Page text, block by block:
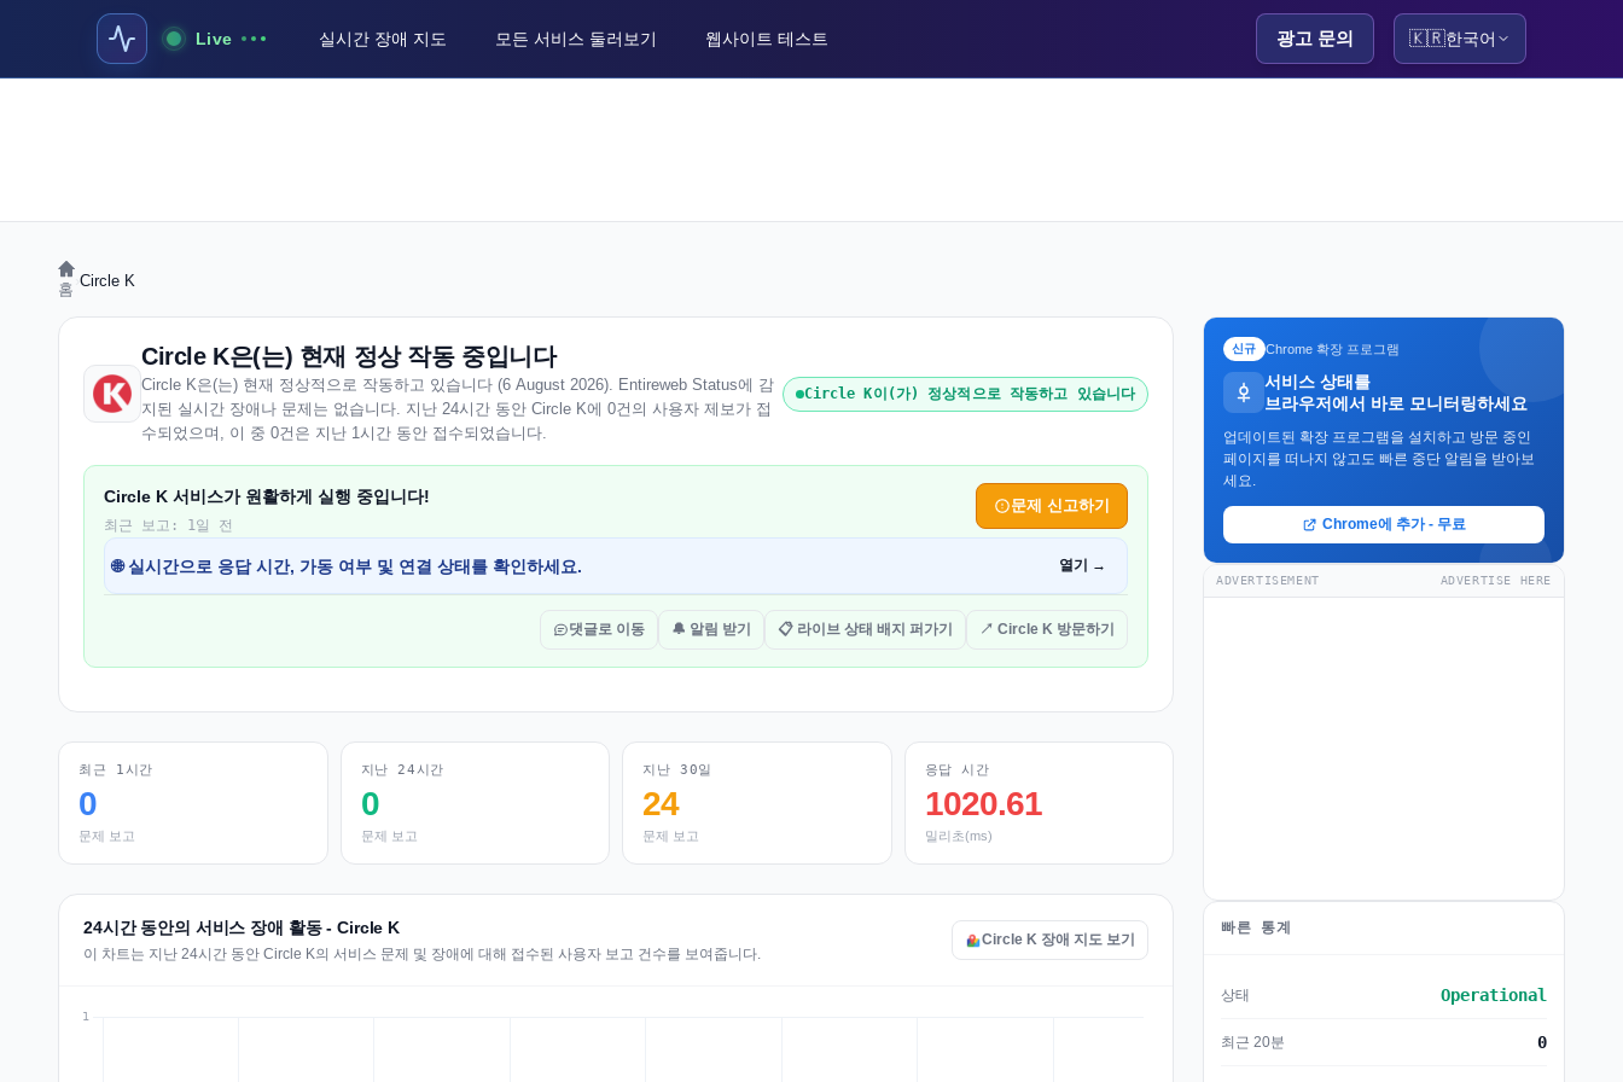
Live 실시간 장애 지도 모든 서비스 둘러보기 웹사이트 테스트 광고 문의 🇰🇷한국어
홈 Circle K
Circle K은(는) 현재 정상 작동 중입니다
Circle K은(는) 현재 정상적으로 작동하고 있습니다 (6 August 2026). Entireweb Status에 감
지된 실시간 장애나 문제는 없습니다. 지난 24시간 동안 Circle K에 0건의 사용자 제보가 접
수되었으며, 이 중 0건은 지난 1시간 동안 접수되었습니다.
Circle K이(가) 정상적으로 작동하고 있습니다
Circle K 서비스가 원활하게 실행 중입니다!
최근 보고: 1일 전
문제 신고하기
🌐 실시간으로 응답 시간, 가동 여부 및 연결 상태를 확인하세요. 열기 →
댓글로 이동 🔔 알림 받기 📋 라이브 상태 배지 퍼가기 ↗ Circle K 방문하기
최근 1시간
0
문제 보고
지난 24시간
0
문제 보고
지난 30일
24
문제 보고
응답 시간
1020.61
밀리초(ms)
24시간 동안의 서비스 장애 활동 - Circle K
이 차트는 지난 24시간 동안 Circle K의 서비스 문제 및 장애에 대해 접수된 사용자 보고 건수를 보여줍니다.
Circle K 장애 지도 보기
신규 Chrome 확장 프로그램
서비스 상태를
브라우저에서 바로 모니터링하세요
업데이트된 확장 프로그램을 설치하고 방문 중인
페이지를 떠나지 않고도 빠른 중단 알림을 받아보
세요.
Chrome에 추가 - 무료
ADVERTISEMENT ADVERTISE HERE
빠른 통계
상태 Operational
최근 20분 0